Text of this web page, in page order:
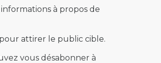
à propos de
attirer le public cible.
vous désabonner à